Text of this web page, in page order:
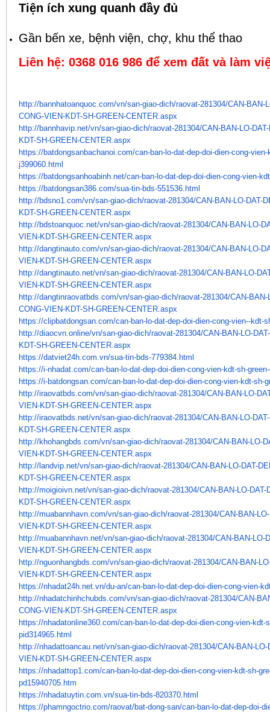
Tiện ích xung quanh đầy đủ
Gần bến xe, bệnh viện, chợ, khu thể thao
Liên hệ: 0368 016 986 để xem đất và làm
http://bannhatoanquoc.com/vn/san-giao-dich/raovat-281304/CAN-BAN-
CONG-VIEN-KDT-SH-GREEN-CENTER. aspx
http://bannhavip.net/vn/san-giao-dich/raovat-281304/CAN-BAN-LO-
KDT-SH-GREEN-CENTER.aspx
https://batdongsanbachanoi. com/can-ban-lo-dat-dep-doi-dien-cong-vien-
j399060.html
https://batdongsanhoabinh.net/can-ban-lo-dat-dep-doi-dien-cong-vien-
https://batdongsan386.com/sua-tin-bds-551536.html
http://bdsno1.com/vn/san-giao-dich/raovat-281304/CAN-BAN-LO-DAT-
KDT-SH-GREEN-CENTER.aspx
http://bdstoanquoc.net/vn/san-giao-dich/raovat-281304/CAN-BAN-LO-
VIEN-KDT-SH-GREEN-CENTER.aspx
http://dangtinauto.com/vn/san-giao-dich/raovat-281304/CAN-BAN-LO-
VIEN-KDT-SH-GREEN-CENTER.aspx
http://dangtinauto.net/vn/san-giao-dich/raovat-281304/CAN-BAN-LO-
VIEN-KDT-SH-GREEN-CENTER.aspx
http://dangtinraovatbds.com/vn/san-giao-dich/raovat-281304/CAN-
CONG-VIEN-KDT-SH-GREEN-CENTER.aspx
https://clipbatdongsan.com/can-ban-lo-dat-dep-doi-dien-cong-vien--kdt-
http://diaocvn.online/vn/san-giao-dich/raovat-281304/CAN-BAN-LO-
KDT-SH-GREEN-CENTER.aspx
https://datviet24h.com.vn/sua-tin-bds-779384.html
https://i-nhadat.com/can-ban-lo-dat-dep-doi-dien-cong-vien-kdt-sh-
https://i-batdongsan.com/can-ban-lo-dat-dep-doi-dien-cong-vien-kdt-sh-
http://iraovatbds.com/vn/san-giao-dich/raovat-281304/CAN-BAN-LO-
VIEN-KDT-SH-GREEN-CENTER.aspx
http://iraovatbds.net/vn/san-giao-dich/raovat-281304/CAN-BAN-LO-
KDT-SH-GREEN-CENTER.aspx
http://khohangbds.com/vn/san-giao-dich/raovat-281304/CAN-BAN-LO-
VIEN-KDT-SH-GREEN-CENTER.aspx
http://landvip.net/vn/san-giao-dich/raovat-281304/CAN-BAN-LO-DAT-
KDT-SH-GREEN-CENTER.aspx
http://moigioivn.net/vn/san-giao-dich/raovat-281304/CAN-BAN-LO-DAT-
KDT-SH-GREEN-CENTER.aspx
http://muabannhavn.com/vn/san-giao-dich/raovat-281304/CAN-BAN-
VIEN-KDT-SH-GREEN-CENTER.aspx
http://muabannhavn.net/vn/san-giao-dich/raovat-281304/CAN-BAN-LO-
VIEN-KDT-SH-GREEN-CENTER.aspx
http://nguonhangbds.com/vn/san-giao-dich/raovat-281304/CAN-BAN-
VIEN-KDT-SH-GREEN-CENTER. aspx
https://nhadat24h.net.vn/du-an/can-ban-lo-dat-dep-doi-dien-cong-vien-
http://nhadatchinhchubds.com/vn/san-giao-dich/raovat-281304/CAN-
CONG-VIEN-KDT-SH-GREEN-CENTER.aspx
https://nhadatonline360.com/can-ban-lo-dat-dep-doi-dien-cong-vien-kdt-
pid314965.html
http://nhadattoancau.net/vn/san-giao-dich/raovat-281304/CAN-BAN-LO-
VIEN-KDT-SH-GREEN-CENTER. aspx
https://nhadattop1.com/can-ban-lo-dat-dep-doi-dien-cong-vien-kdt-sh-
pd15940705.htm
https://nhadatuytin.com.vn/sua-tin-bds-820370.html
https://phamngoctrio.com/raovat/bat-dong-san/can-ban-lo-dat-dep-doi-